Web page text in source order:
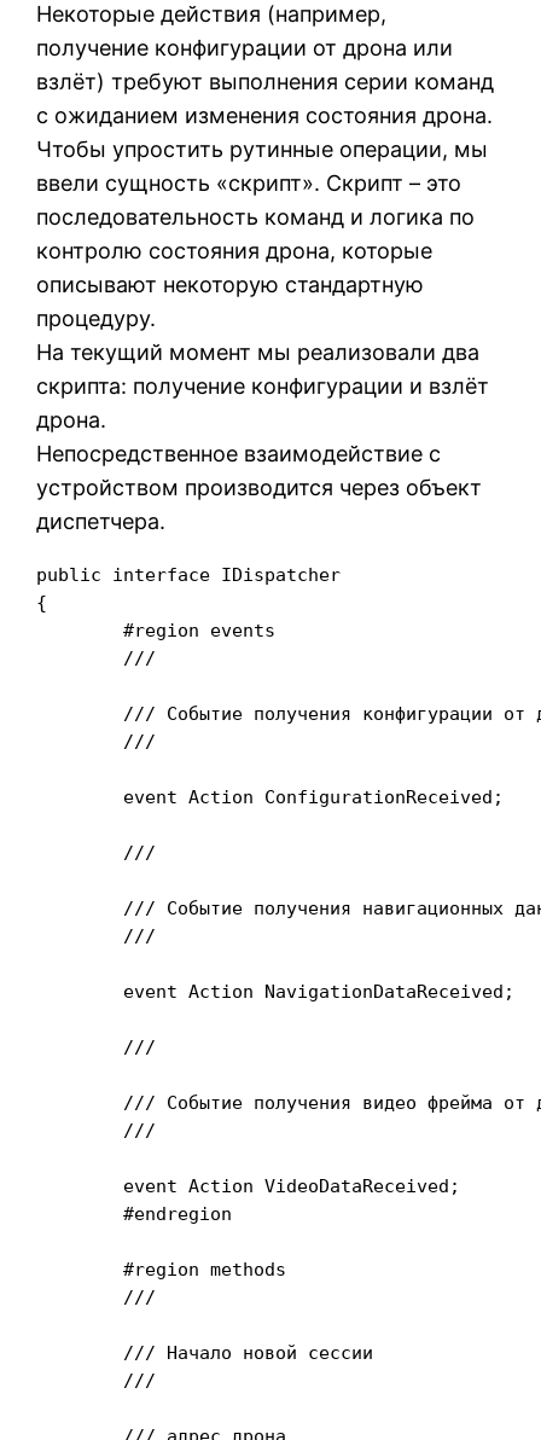
Некоторые действия (например,
получение конфигурации от дрона или
взлёт) требуют выполнения серии команд
с ожиданием изменения состояния дрона.
Чтобы упростить рутинные операции, мы
ввели сущность «скрипт». Скрипт – это
последовательность команд и логика по
контролю состояния дрона, которые
описывают некоторую стандартную
процедуру.
На текущий момент мы реализовали два
скрипта: получение конфигурации и взлёт
дрона.
Непосредственное взаимодействие с
устройством производится через объект
диспетчера.
public interface IDispatcher
{
	#region events
	///
	///
	event Action
ConfigurationReceived;
	///
	///
	event Action
NavigationDataReceived;
	///
	///
	#endregion
	#region methods
	///
	///